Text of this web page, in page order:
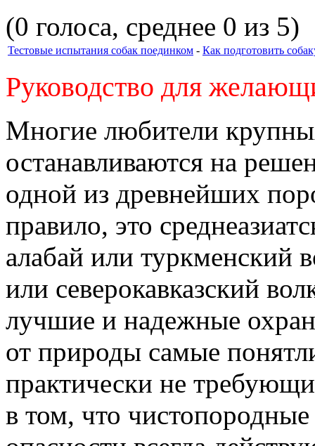
(0 голоса, среднее 0 из 5)
Тестовые испытания собак поединком - Как подготовить
Руководство для
Многие любители
останавливаются на
одной из древнейших
правило, это
алабай или туркменский
или северокавказский
лучшие и надежные
от природы самые
практически не
в том, что